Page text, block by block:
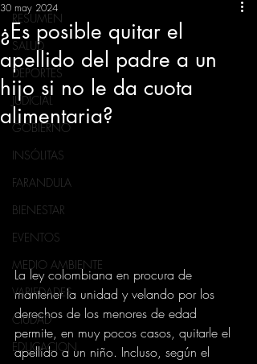
RESUMEN
SALUD
DEPORTES
JUDICIAL
GOBIERNO
INSÓLITAS
FARANDULA
BIENESTAR
EVENTOS
MEDIO AMBIENTE
VARIEDADES
CIUDAD
EDUCACION
¿Es posible quitar el
apellido del padre a un
hijo si no le da cuota
alimentaria?
30 may 2024
La ley colombiana en procura de
mantener la unidad y velando por los
derechos de los menores de edad
permite, en muy pocos casos, quitarle el
apellido a un niño. Incluso, según el